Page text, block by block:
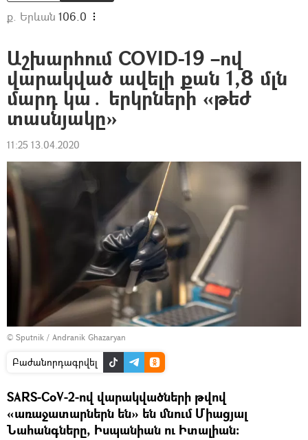
ք. Երևան 106.0
Աշխարհում COVID-19 –ով
վարակված ավելի քան 1,8 մլն
մարդ կա․ երկրների «թեժ
տասնյակը»
11:25 13.04.2020
© Sputnik / Andranik Ghazaryan
Բաժանորդագրվել
SARS-CoV-2-ով վարակվածների թվով
«առաջատարներն են» են մնում Միացյալ
Նահանգները, Իսպանիան ու Իտալիան։